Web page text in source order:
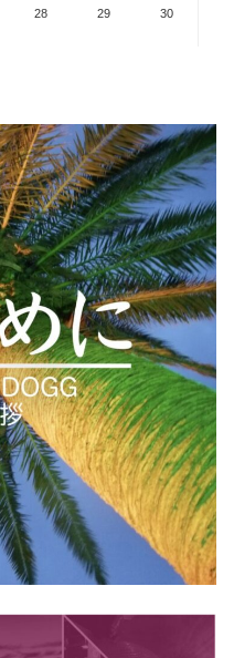
28 29
30